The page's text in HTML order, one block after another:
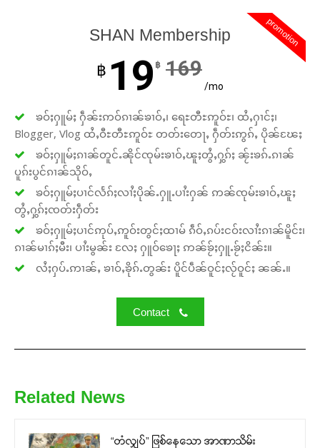
promotion
SHAN Membership
฿ 19 ฿ 169
/mo
ၶဝ်ႈႁူမ်ႈ ႁဵၼ်းဢဝ်ၵၢၼ်ၶၢဝ်ႇ၊ ရေႊတီႊဢူဝ်ႊ၊ ထႆႇႁၢင်ႈ၊
Blogger, Vlog ထႆႇဝီႊတီႊဢူဝ်ႊ တတ်းတေႃႇ ႁဵတ်းဢွၵ်ႇ ပိုၼ်ၽႄႈ
ၶဝ်ႈႁူမ်ႈၵၢၼ်တူင်ႉၼိုင်ၸုမ်းၶၢဝ်ႇၽူႈတွႆႇႁွၵ်ႈ ၼႂ်းၶၵ်ႉၵၢၼ်
ပူၵ်းပွင်ၵၢၼ်သိုဝ်ႇ
ၶဝ်ႈႁူမ်ႈပၢင်လႅၵ်ႈလၢႆႈပိုၼ်ႉႁူႉပၢႆးႁၼ် ဢၼ်ၸုမ်းၶၢဝ်ႇၽူႈ
တွႆႇႁွၵ်ႈၸတ်းႁဵတ်း
ၶဝ်ႈႁူမ်ႈပၢင်ဢုပ်ႇဢူဝ်းတွင်ႈထၢမ် ၵဵဝ်ႇၵပ်းငဝ်းလၢႆးၵၢၼ်မိူင်း၊
ၵၢၼ်မၢၵ်ႈမီး၊ ပၢႆးမွၼ်း လႄႈ ႁူဝ်ၶေႃႈ ဢၼ်ၶႂ်ႈႁူႉၶႂ်ႈငိၼ်း။
လႆႈႁပ်ႉဢၢၼ်ႇ ၶၢဝ်ႇၶိုၵ်ႉတွၼ်း ပိူင်ပဵၼ်ဝူင်ႈလႂ်ဝူင်ႈ ၼၼ်ႉ။
Contact
Related News
“တံလျှပ်” ဖြစ်နေသော အာဏာသိမ်း